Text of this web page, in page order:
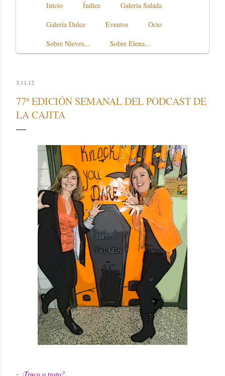
Inicio Índice
Galería Salada
Galería Dulce
Eventos
Ocio
Sobre Nieves...
Sobre Elena...
3.11.12
77º EDICIÓN SEMANAL DEL PODCAST DE
LA CAJITA
- ¿Truco o trato?